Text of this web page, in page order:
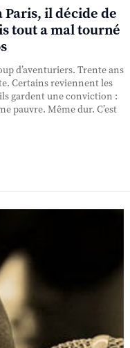
Paris, il décide de
tout a mal tourné
d’aventuriers. Trente ans
Certains reviennent les
gardent une conviction :
pauvre. Même dur. C’est